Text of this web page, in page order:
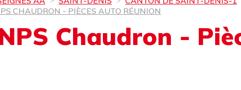
CHAUDRON - PIÈCES AUTO RÉUNION
Chaudron -